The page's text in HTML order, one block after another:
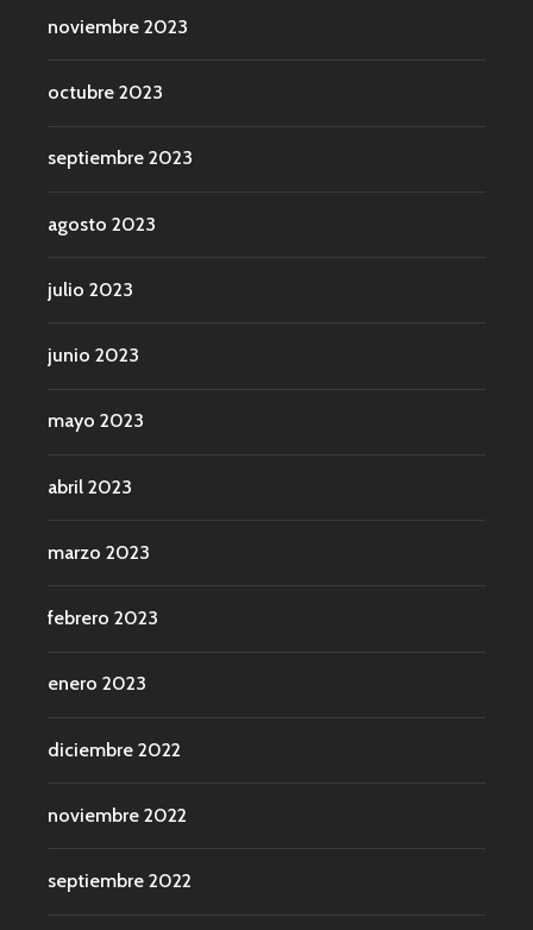
noviembre 2023
octubre 2023
septiembre 2023
agosto 2023
julio 2023
junio 2023
mayo 2023
abril 2023
marzo 2023
febrero 2023
enero 2023
diciembre 2022
noviembre 2022
septiembre 2022